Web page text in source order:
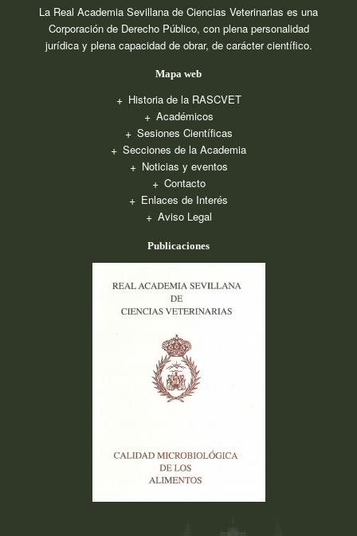
La Real Academia Sevillana de Ciencias Veterinarias es una
Corporación de Derecho Público, con plena personalidad
jurídica y plena capacidad de obrar, de carácter científico.
Mapa web
Historia de la RASCVET
Académicos
Sesiones Científicas
Secciones de la Academia
Noticias y eventos
Contacto
Enlaces de Interés
Aviso Legal
Publicaciones